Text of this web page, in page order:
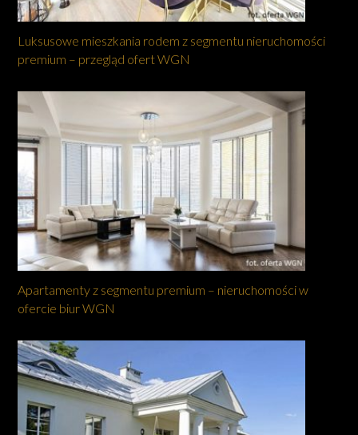
Luksusowe mieszkania rodem z segmentu nieruchomości
premium – przegląd ofert WGN
Apartamenty z segmentu premium – nieruchomości w
ofercie biur WGN